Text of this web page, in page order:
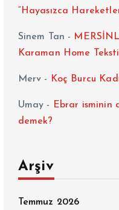
“Hayasızca
Sinem Tan -
Karaman Home
Merv - Koç Burcu
Umay -
Ebrar isminin
demek?
Arşiv
Temmuz 2026